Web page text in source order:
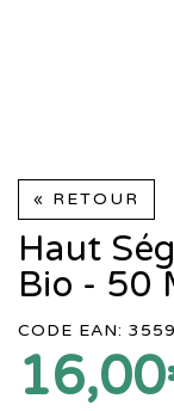
« RETOUR
Haut
Bio - 50
CODE EAN: